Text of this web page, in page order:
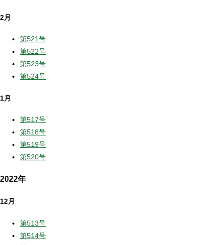
2月
第521号
第522号
第523号
第524号
1月
第517号
第518号
第519号
第520号
2022年
12月
第513号
第514号